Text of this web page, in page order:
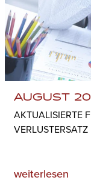
AUGUST
AKTUALISIERTE
VERLUSTERSATZ
weiterlesen